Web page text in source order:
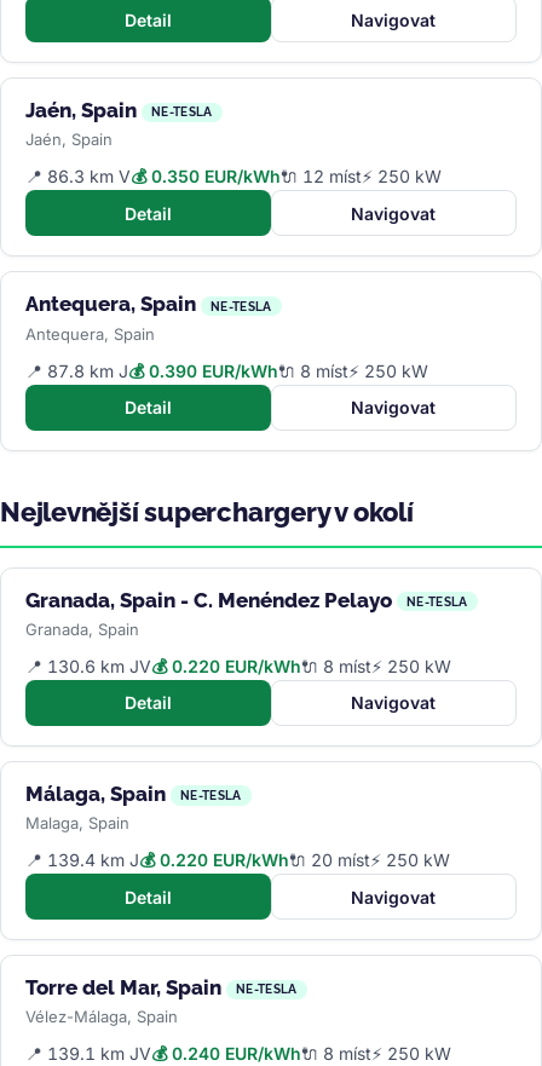
Detail
Navigovat
Jaén, Spain NE-TESLA
Jaén, Spain
📍 86.3 km V💰 0.350 EUR/kWh🔌 12 míst⚡ 250 kW
Detail
Navigovat
Antequera, Spain NE-TESLA
Antequera, Spain
📍 87.8 km J💰 0.390 EUR/kWh🔌 8 míst⚡ 250 kW
Detail
Navigovat
Nejlevnější superchargery v okolí
Granada, Spain - C. Menéndez Pelayo NE-TESLA
Granada, Spain
📍 130.6 km JV💰 0.220 EUR/kWh🔌 8 míst⚡ 250 kW
Detail
Navigovat
Málaga, Spain NE-TESLA
Malaga, Spain
📍 139.4 km J💰 0.220 EUR/kWh🔌 20 míst⚡ 250 kW
Detail
Navigovat
Torre del Mar, Spain NE-TESLA
Vélez-Málaga, Spain
📍 139.1 km JV💰 0.240 EUR/kWh🔌 8 míst⚡ 250 kW